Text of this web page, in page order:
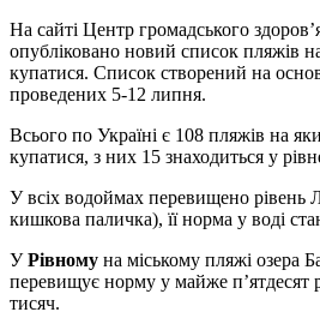
На сайті Центр громадського
опубліковано новий список пляжів
купатися. Список створений на
проведених 5-12 липня.
Всього по Україні є 108 пляжів на
купатися, з них 15 знаходиться у
У всіх водоймах перевищено рівень
кишкова паличка), її норма у воді
УРівному на міському пляжі озера
перевищує норму у майже п’ятдесят
тисяч.